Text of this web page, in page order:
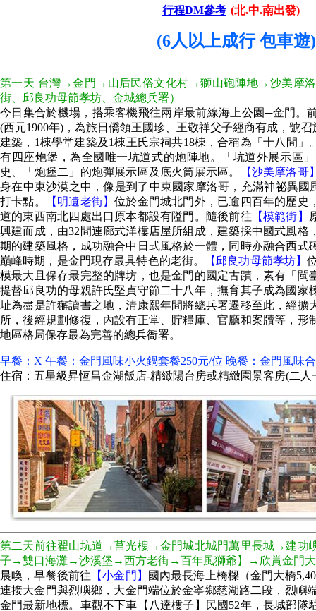
行程DM參考 (北.中.南出發)
(6人以上成行 包車
第一天 台灣→金門→山后民俗文化村→獅山砲陣地→沙美摩
街、邱良功母節孝坊、金城總兵署）
今日集合於機場，搭乘客機飛往兩岸最前線海上公園─金門。
(西元1900年)，為旅日僑領王國珍、王敬祥父子經商有成，號
建築，1棟學堂建築及1棟王氏宗祠共18棟，合稱為「十八間」
有四座炮堡，為全國唯一坑道式的炮陣地。「坑道外展示區
史、「炮堡二」的炮彈展示區及底火筒展示區。
【沙美摩洛哥
身在中東沙漠之中，像是到了中東國家摩洛哥，充滿神祕異
打卡點。
【明遺老街】位於金門城北門外，已逾四百年的歷史
道的東西南北四處出口原本都設有隘門。隨後前往 【模範街】
興建而成，由32間連廊式洋樓店屋所組成，建築採中國式風
期的建築風格，成功融合中日式風格於一體，同時亦融合西
巔峰時期，是金門現存最具特色的老街。
【邱良功母節孝坊】
模最大且保存最完整的牌坊，也是金門的國定古蹟，素有「
提督邱良功的母親許氏堅貞守節二十八年，撫育其子成為國家
址為盡是許獬讀書之地，清康熙年間將總兵署遷移至此，經
所，後經規劃修復，內設有正堂、貯糧庫、官廳和案牘等，
地區格局保存最為完善的總兵衙署。
早餐：X 午餐：金門風味小火鍋套餐250元/位 晚餐：金門風味
住宿：五星級昇恆昌金湖飯店-精緻陽台房或精緻園景客房(二人
第二天前往翟山坑道→莒光樓→金門城北城門萬里長城→建功
子→雙口海灘→沙溪堡→西方老街→百年風獅爺】→欣賞金門
晨喚，早餐後前往 【小金門】
國內最長海上橋樑（金門大橋
連接大金門與烈嶼鄉，大金門端位於金寧鄉慈湖路二段，烈嶼
金門最新地標。車觀不下車【八達樓子】民國52年，長城部隊